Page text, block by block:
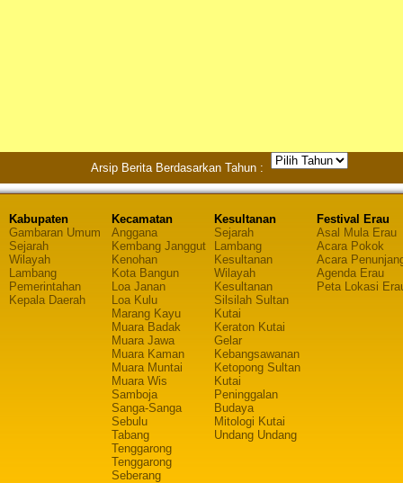
Arsip Berita Berdasarkan Tahun :
Kabupaten
Gambaran Umum
Sejarah
Wilayah
Lambang
Pemerintahan
Kepala Daerah
Kecamatan
Anggana
Kembang Janggut
Kenohan
Kota Bangun
Loa Janan
Loa Kulu
Marang Kayu
Muara Badak
Muara Jawa
Muara Kaman
Muara Muntai
Muara Wis
Samboja
Sanga-Sanga
Sebulu
Tabang
Tenggarong
Tenggarong
Seberang
Kesultanan
Sejarah
Lambang
Kesultanan
Wilayah
Kesultanan
Silsilah Sultan
Kutai
Keraton Kutai
Gelar
Kebangsawanan
Ketopong Sultan
Kutai
Peninggalan
Budaya
Mitologi Kutai
Undang Undang
Festival Erau
Asal Mula Erau
Acara Pokok
Acara
Agenda Erau
Peta Lokasi